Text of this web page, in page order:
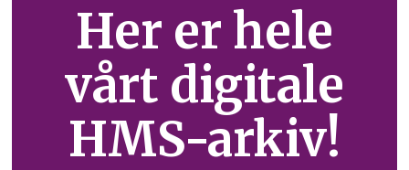
Her er hele
vårt digitale
HMS-arkiv!